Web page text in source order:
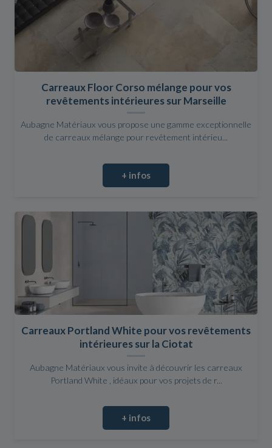
Carreaux Floor Corso mélange pour vos
revêtements intérieures sur Marseille
Aubagne Matériaux vous propose une gamme exceptionnelle
de carreaux mélange pour revêtement intérieu...
+ infos
Carreaux Portland White pour vos revêtements
intérieures sur la Ciotat
Aubagne Matériaux vous invite à découvrir les carreaux
Portland White , idéaux pour vos projets de r...
+ infos